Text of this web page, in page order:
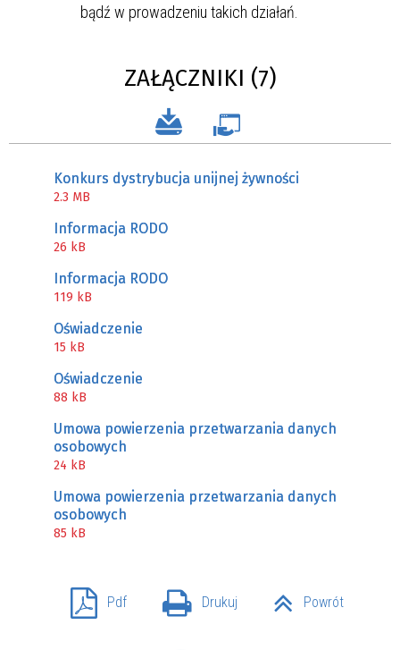
bądź w prowadzeniu takich działań.
ZAŁĄCZNIKI (7)
Konkurs dystrybucja unijnej żywności
2.3 MB
Informacja RODO
26 kB
Informacja RODO
119 kB
Oświadczenie
15 kB
Oświadczenie
88 kB
Umowa powierzenia przetwarzania danych
osobowych
24 kB
Umowa powierzenia przetwarzania danych
osobowych
85 kB
Pdf Drukuj Powrót